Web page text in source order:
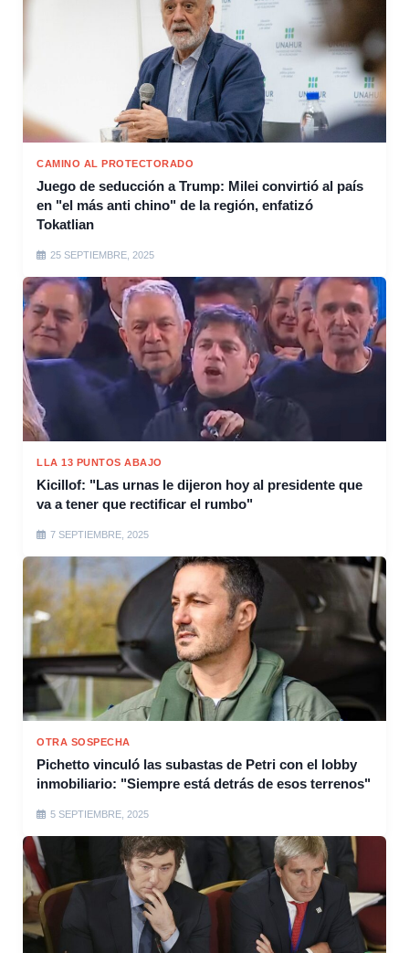
CAMINO AL PROTECTORADO
Juego de seducción a Trump: Milei convirtió al país
en "el más anti chino" de la región, enfatizó
Tokatlian
25 SEPTIEMBRE, 2025
LLA 13 PUNTOS ABAJO
Kicillof: "Las urnas le dijeron hoy al presidente que
va a tener que rectificar el rumbo"
7 SEPTIEMBRE, 2025
OTRA SOSPECHA
Pichetto vinculó las subastas de Petri con el lobby
inmobiliario: "Siempre está detrás de esos terrenos"
5 SEPTIEMBRE, 2025